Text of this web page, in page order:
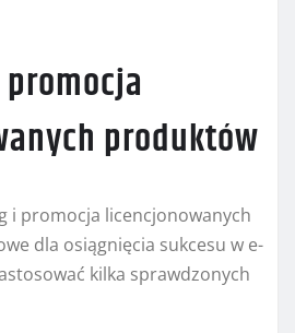
produktów
i promocja licencjonowanych
dla osiągnięcia sukcesu w e-
kilka sprawdzonych